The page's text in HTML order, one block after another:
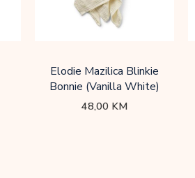
Elodie Mazilica Blinkie
Bonnie (Vanilla White)
48,00 KM